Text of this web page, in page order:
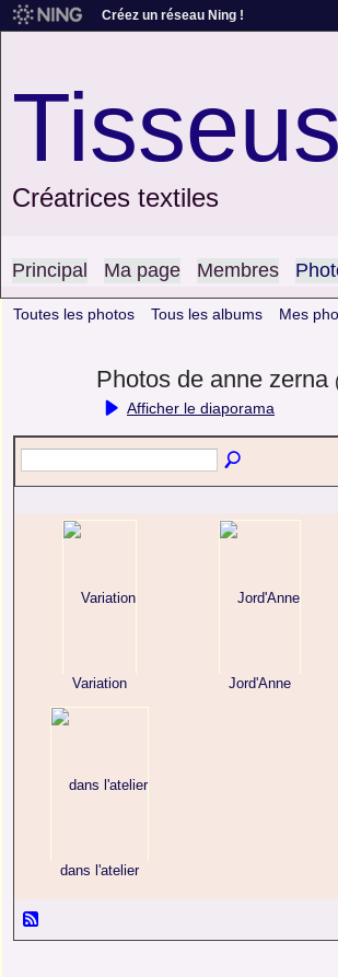
Créez un réseau Ning !
Créatrices textiles
Principal Ma page Membres
Toutes les photos Tous les albums Mes
Photos de anne zerna
Afficher le diaporama
Variation Jord'Anne
dans l'atelier